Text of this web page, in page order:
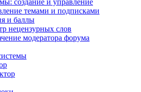
создание и управление
темами и подписками
и баллы
нецензурных слов
модератора форума